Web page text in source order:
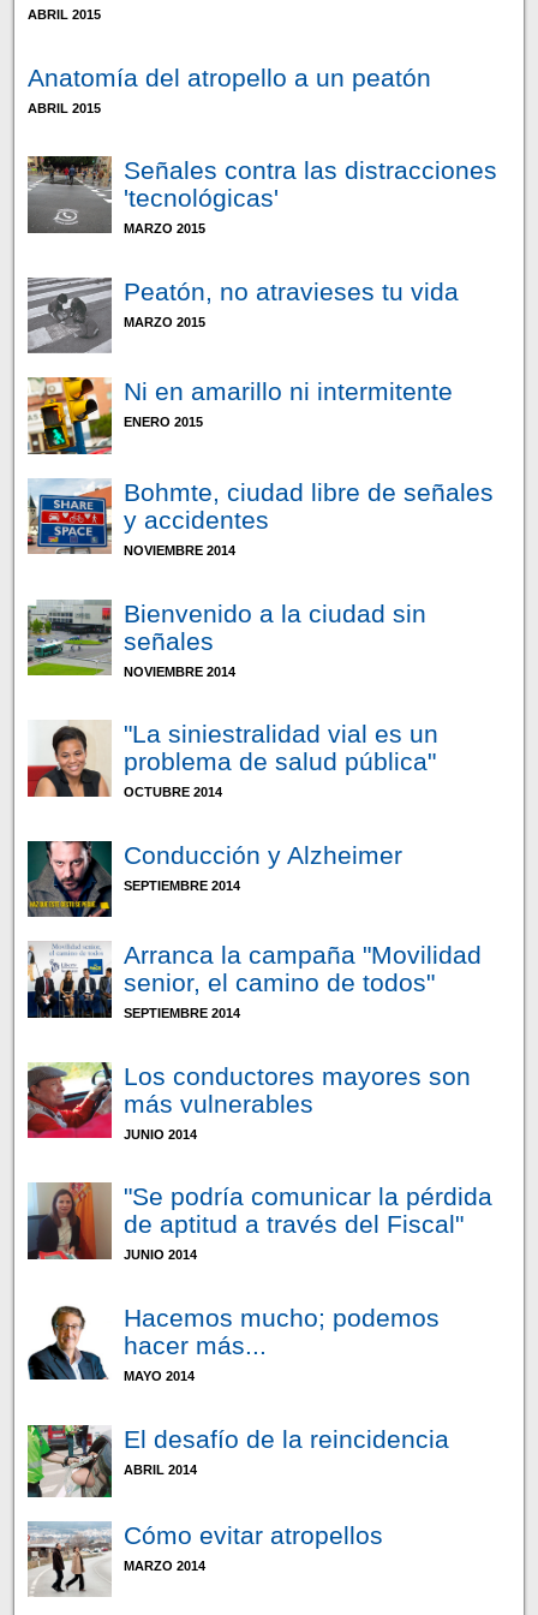
ABRIL 2015
Anatomía del atropello a un peatón
ABRIL 2015
Señales contra las distracciones
'tecnológicas'
MARZO 2015
Peatón, no atravieses tu vida
MARZO 2015
Ni en amarillo ni intermitente
ENERO 2015
Bohmte, ciudad libre de señales
y accidentes
NOVIEMBRE 2014
Bienvenido a la ciudad sin
señales
NOVIEMBRE 2014
"La siniestralidad vial es un
problema de salud pública"
OCTUBRE 2014
Conducción y Alzheimer
SEPTIEMBRE 2014
Arranca la campaña "Movilidad
senior, el camino de todos"
SEPTIEMBRE 2014
Los conductores mayores son
más vulnerables
JUNIO 2014
"Se podría comunicar la pérdida
de aptitud a través del Fiscal"
JUNIO 2014
Hacemos mucho; podemos
hacer más...
MAYO 2014
El desafío de la reincidencia
ABRIL 2014
Cómo evitar atropellos
MARZO 2014